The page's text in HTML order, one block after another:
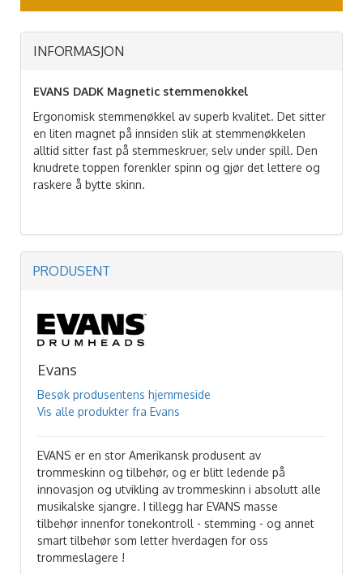
INFORMASJON
EVANS DADK Magnetic stemmenøkkel
Ergonomisk stemmenøkkel av superb kvalitet. Det sitter
en liten magnet på innsiden slik at stemmenøkkelen
alltid sitter fast på stemmeskruer, selv under spill. Den
knudrete toppen forenkler spinn og gjør det lettere og
raskere å bytte skinn.
PRODUSENT
Evans
Besøk produsentens hjemmeside
Vis alle produkter fra Evans
EVANS er en stor Amerikansk produsent av
trommeskinn og tilbehør, og er blitt ledende på
innovasjon og utvikling av trommeskinn i absolutt alle
musikalske sjangre. I tillegg har EVANS masse
tilbehør innenfor tonekontroll - stemming - og annet
smart tilbehør som letter hverdagen for oss
trommeslagere !